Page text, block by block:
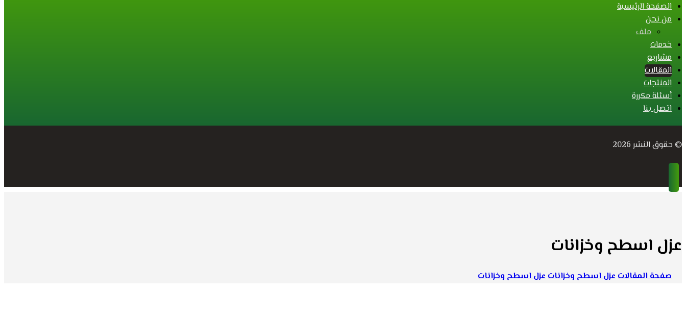
الصفحة الرئيسية
من نحن
ملف
خدمات
مشاريع
المقالات
المنتجات
أسئلة مكررة
اتصل بنا
© حقوق النشر 2026
عزل اسطح وخزانات
صفحة المقالاتعزل اسطح وخزاناتعزل اسطح وخزانات